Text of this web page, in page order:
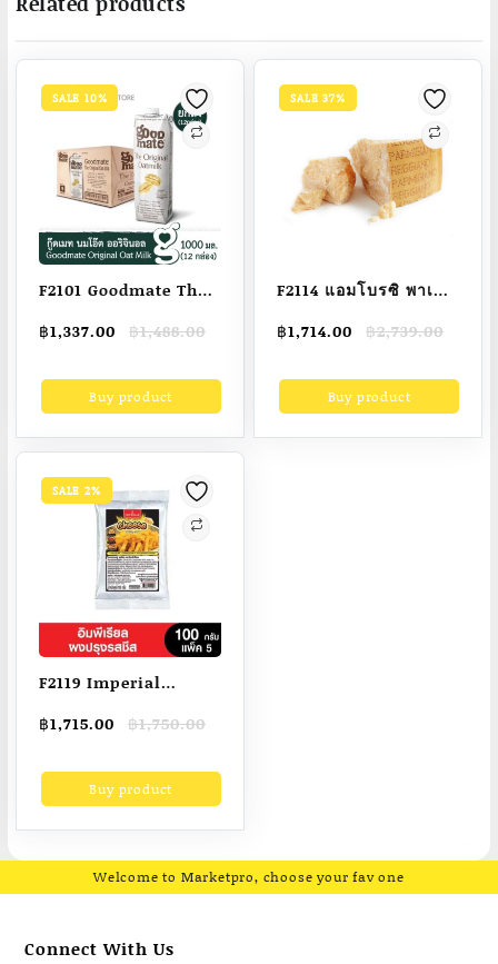
SALE 10%
F2101 Goodmate The
เมท นมโอ๊ต สูตรออริจิ
ลัง : 12 กล่อง)
฿1,488.00
Original
was:
฿1,488.00.
฿1,337.00
Current
is:
฿1,337.00.Buy product
SALE 37%
F2114 แอมโบรซิ พาเม
Parmiggiano
DOP Italian Cheese
฿2,739.00
Original
was:
฿2,739.00.
฿1,714.00
Current
is:
฿1,714.00.Buy product
SALE 2%
F2119 Imperial
100 กรัม (ยกลัง 10
฿1,750.00
Original
was:
฿1,750.00.
฿1,715.00
Current
is:
฿1,715.00.Buy product
Welcome to Marketpro, choose your fav one
Connect With Us